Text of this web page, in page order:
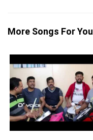
More Songs For You